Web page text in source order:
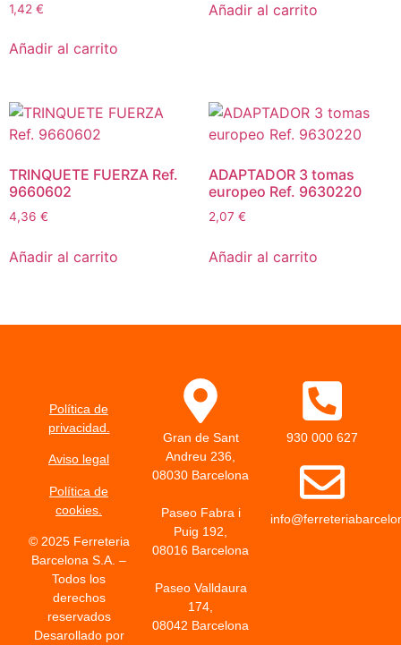
1,42 €
Añadir al carrito
Añadir al carrito
TRINQUETE FUERZA Ref.
9660602
4,36 €
Añadir al carrito
ADAPTADOR 3 tomas
europeo Ref. 9630220
2,07 €
Añadir al carrito
Política de
privacidad.
Aviso legal
Política de
cookies.
© 2025 Ferreteria
Barcelona S.A. –
Todos los
derechos
reservados
Desarollado por
Gran de Sant
Andreu 236,
08030 Barcelona
Paseo Fabra i
Puig 192,
08016 Barcelona
Paseo Valldaura
174,
08042 Barcelona
930 000 627